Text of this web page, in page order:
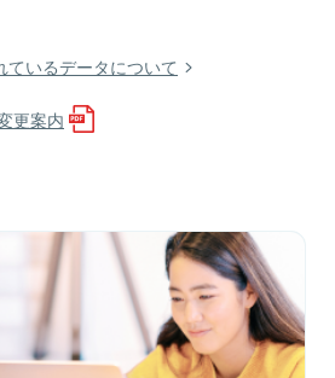
いるデータについて
更案内